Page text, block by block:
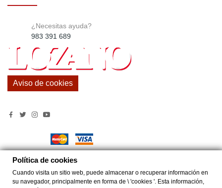
¿Necesitas ayuda?
983 391 689
Aviso de cookies
© Comercial Lozano (ABRAPAL S.L.).
Política de cookies
Cuando visita un sitio web, puede almacenar o recuperar información en
su navegador, principalmente en forma de \ 'cookies '. Esta información,